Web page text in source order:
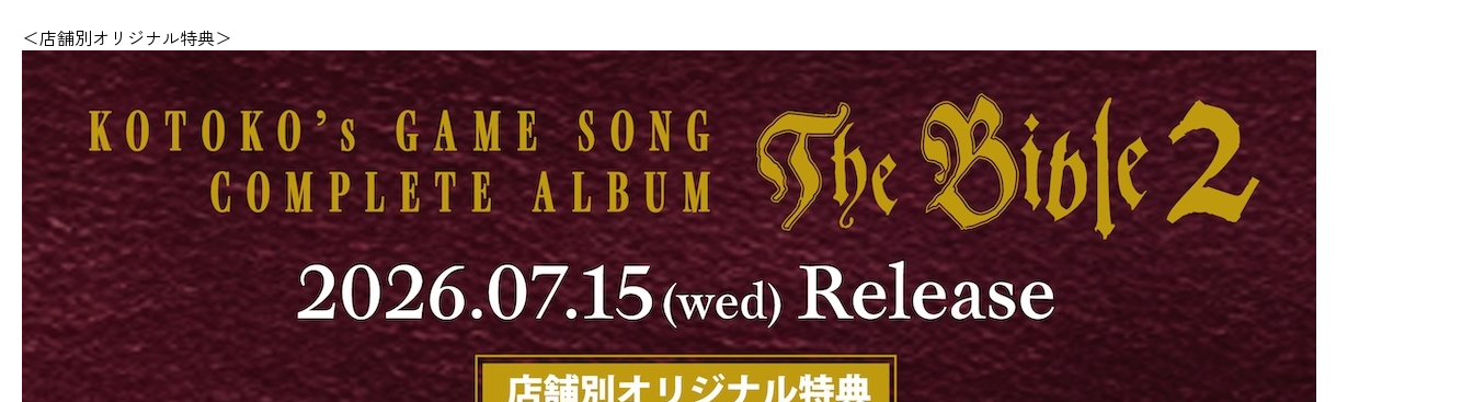
＜店舗別オリジナル特典＞